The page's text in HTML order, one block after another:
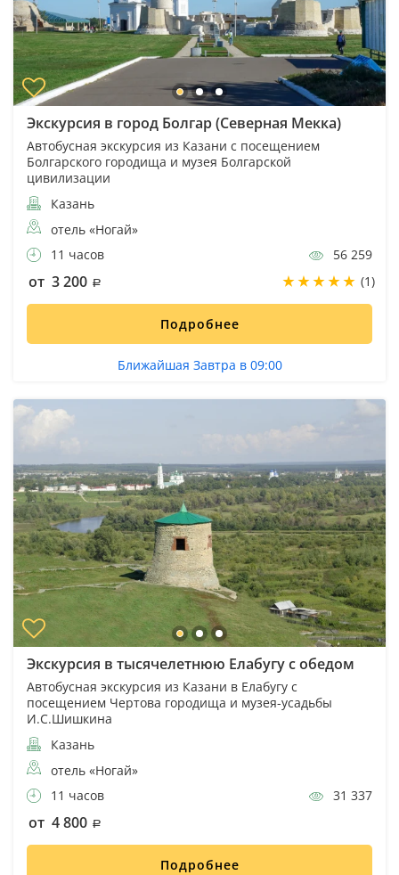
Экскурсия в город Болгар (Северная Мекка)
Автобусная экскурсия из Казани с посещением
Болгарского городища и музея Болгарской
цивилизации
Казань
отель «Ногай»
11 часов
56 259
от 3 200 (1)
Подробнее
Ближайшая Завтра в 09:00
Экскурсия в тысячелетнюю Елабугу с обедом
Автобусная экскурсия из Казани в Елабугу с
посещением Чертова городища и музея-усадьбы
И.С.Шишкина
Казань
отель «Ногай»
11 часов
31 337
от 4 800
Подробнее